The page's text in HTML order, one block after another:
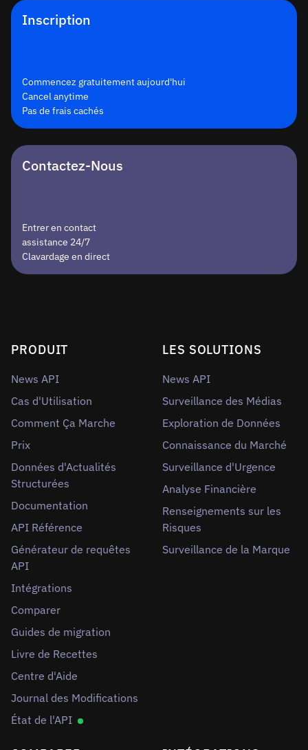
Inscription
Commencez gratuitement aujourd'hui
Cancel anytime
Pas de frais cachés
Contactez-Nous
Entrer en contact
assistance 24/7
Clavardage en direct
PRODUIT
News API
Cas d'Utilisation
Comment Ça Marche
Prix
Données d'Actualités
Structurées
Documentation
API Référence
Générateur de requêtes
API
Intégrations
Comparer
Guides de migration
Livre de Recettes
Centre d'Aide
Journal des Modifications
État de l'API
LES SOLUTIONS
News API
Surveillance des Médias
Exploration de Données
Connaissance du Marché
Surveillance d'Urgence
Analyse Financière
Renseignements sur les
Risques
Surveillance de la Marque